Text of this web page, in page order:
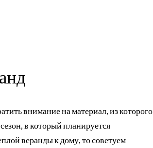
внимание на материал, из которого
в который планируется
веранды к дому, то советуем